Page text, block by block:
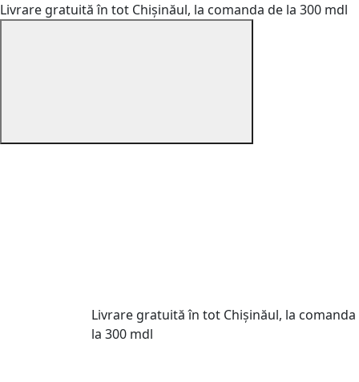
Livrare gratuită în tot Chișinăul, la comanda de la 300 mdl
Livrare gratuită în tot Chișinăul, la comanda
la 300 mdl